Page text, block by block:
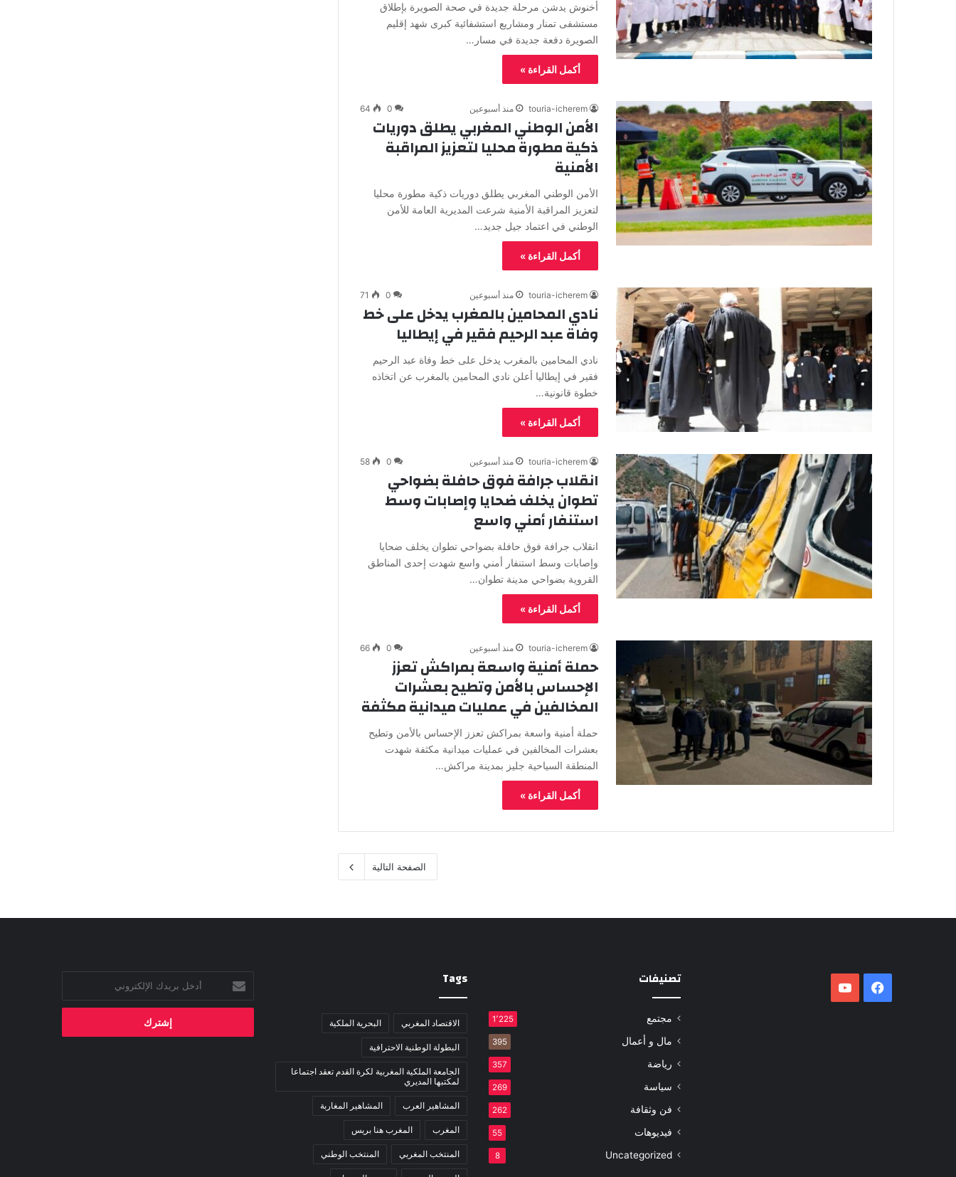
أخنوش يدشن مرحلة جديدة في صحة الصويرة بإطلاق
مستشفى تمنار ومشاريع استشفائية كبرى شهد إقليم
الصويرة دفعة جديدة في مسار…
أكمل القراءة »
touria-icherem منذ أسبوعين 0
64
الأمن الوطني المغربي يطلق دوريات
ذكية مطورة محليا لتعزيز المراقبة
الأمنية
الأمن الوطني المغربي يطلق دوريات ذكية مطورة محليا
لتعزيز المراقبة الأمنية شرعت المديرية العامة للأمن
الوطني في اعتماد جيل جديد…
أكمل القراءة »
touria-icherem منذ أسبوعين 0
71
نادي المحامين بالمغرب يدخل على خط
وفاة عبد الرحيم فقير في إيطاليا
نادي المحامين بالمغرب يدخل على خط وفاة عبد الرحيم
فقير في إيطاليا أعلن نادي المحامين بالمغرب عن اتخاذه
خطوة قانونية…
أكمل القراءة »
touria-icherem منذ أسبوعين 0
58
انقلاب جرافة فوق حافلة بضواحي
تطوان يخلف ضحايا وإصابات وسط
استنفار أمني واسع
انقلاب جرافة فوق حافلة بضواحي تطوان يخلف ضحايا
وإصابات وسط استنفار أمني واسع شهدت إحدى المناطق
القروية بضواحي مدينة تطوان…
أكمل القراءة »
touria-icherem منذ أسبوعين 0
66
حملة أمنية واسعة بمراكش تعزز
الإحساس بالأمن وتطيح بعشرات
المخالفين في عمليات ميدانية مكثفة
حملة أمنية واسعة بمراكش تعزز الإحساس بالأمن وتطيح
بعشرات المخالفين في عمليات ميدانية مكثفة شهدت
المنطقة السياحية جليز بمدينة مراكش…
أكمل القراءة »
الصفحة التالية
فيسبوك تصنيفات
مجتمع 1٬225
مال و أعمال 395
رياضة 357
سياسة 269
فن وثقافة 262
فيديوهات 55
Uncategorized
8
Tags
الاقتصاد المغربي البحرية الملكية
البطولة الوطنية الاحترافية
الجامعة الملكية المغربية لكرة القدم تعقد اجتماعا
لمكتبها المديري
المشاهير العرب المشاهير المغاربة
المغرب المغرب هنا بريس
المنتخب المغربي المنتخب الوطني
بريدك
الإلكتروني